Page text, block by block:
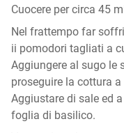
Cuocere per circa 45
Nel frattempo far
ii pomodori tagliati a
Aggiungere al sugo le
proseguire la cottura
Aggiustare di sale ed
foglia di basilico.